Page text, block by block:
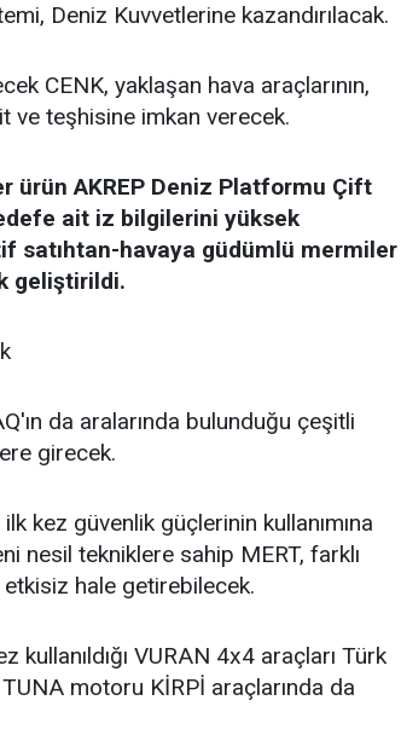
Deniz Kuvvetlerine kazandırılacak.
CENK, yaklaşan hava araçlarının,
ve teşhisine imkan verecek.
ürün AKREP Deniz Platformu Çift
ait iz bilgilerini yüksek
satıhtan-havaya güdümlü mermiler
geliştirildi.
da aralarında bulunduğu çeşitli
girecek.
kez güvenlik güçlerinin kullanımına
nesil tekniklere sahip MERT, farklı
hale getirebilecek.
kullanıldığı VURAN 4x4 araçları Türk
motoru KİRPİ araçlarında da